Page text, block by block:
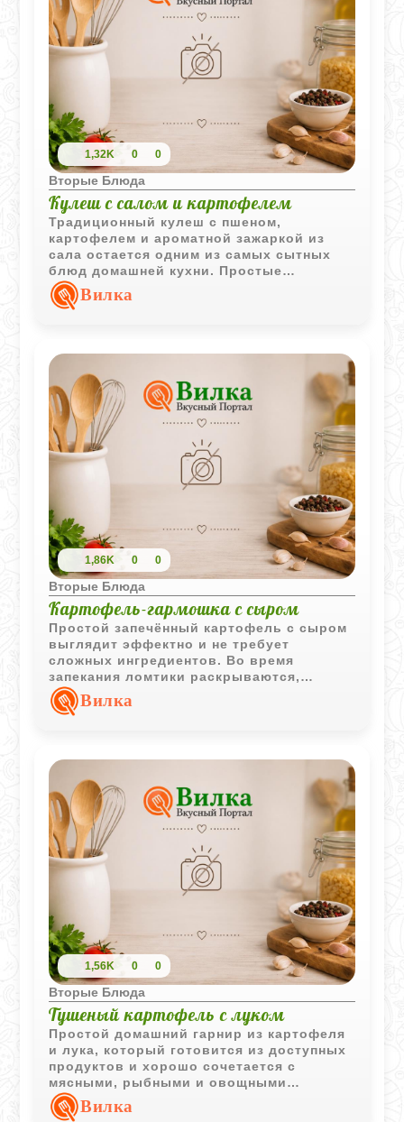
1,32K 0 0
Вторые Блюда
Кулеш с салом и картофелем
Традиционный кулеш с пшеном,
картофелем и ароматной зажаркой из
сала остается одним из самых сытных
блюд домашней кухни. Простые
продукты создают насыщенный вкус и
густую текстуру.
Вилка
1,86K 0 0
Вторые Блюда
Картофель-гармошка с сыром
Простой запечённый картофель с сыром
выглядит эффектно и не требует
сложных ингредиентов. Во время
запекания ломтики раскрываются,
пропитываются сливочным маслом и
покрываются аппетитной сырной
Вилка
1,56K 0 0
Вторые Блюда
Тушеный картофель с луком
Простой домашний гарнир из картофеля
и лука, который готовится из доступных
продуктов и хорошо сочетается с
мясными, рыбными и овощными
блюдами.
Вилка